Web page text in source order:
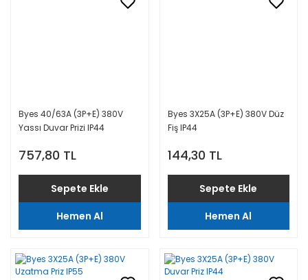
Byes 40/63A (3P+E) 380V
Yassı Duvar Prizi IP44
757,80 TL
Sepete Ekle
Hemen Al
Byes 3X25A (3P+E) 380V Düz
Fiş IP44
144,30 TL
Sepete Ekle
Hemen Al